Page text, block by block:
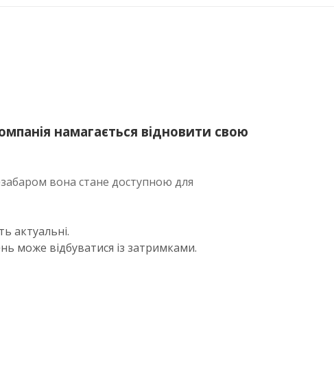
намагається відновити свою
вона стане доступною для
актуальні.
може відбуватися із затримками.